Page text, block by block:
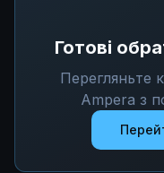
Готові
Перегляньте
Ampera з